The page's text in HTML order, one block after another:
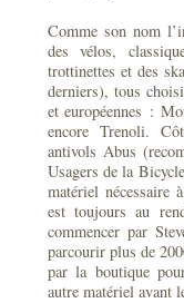
Comme son nom
des vélos,
trottinettes et des
derniers), tous
et européennes :
encore Trenoli.
antivols Abus
Usagers de la
matériel nécessaire
est toujours au
commencer par
parcourir plus de
par la boutique
autre matériel avant